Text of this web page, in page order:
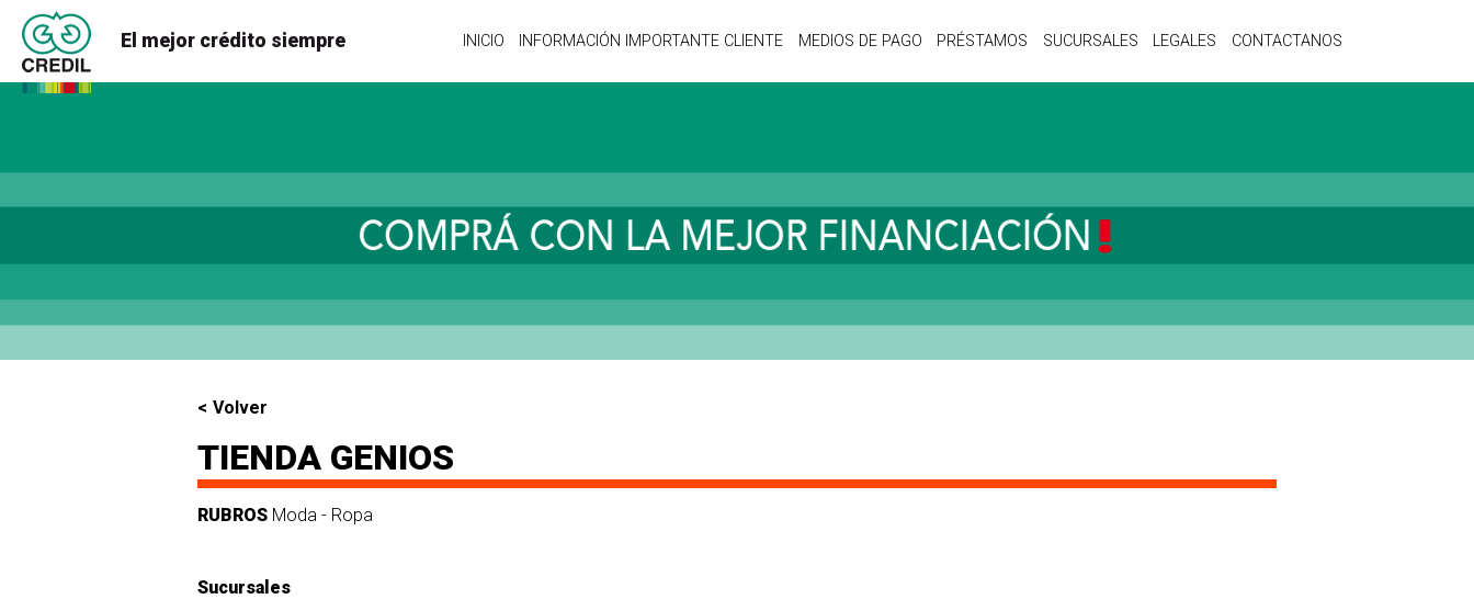
El mejor crédito siempre INICIO INFORMACIÓN IMPORTANTE CLIENTE MEDIOS DE PAGO PRÉSTAMOS SUCURSALES LEGALES CONTACTANOS
Volver
TIENDA GENIOS
RUBROS Moda - Ropa
Sucursales